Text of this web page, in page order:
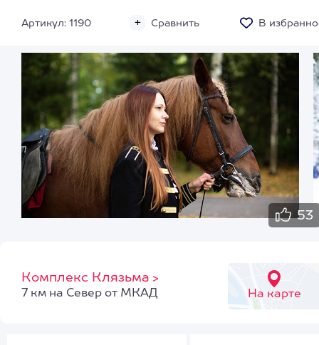
Артикул: 1190 Сравнить В
53
Комплекс Клязьма >
На карте
7 км на Север от МКАД